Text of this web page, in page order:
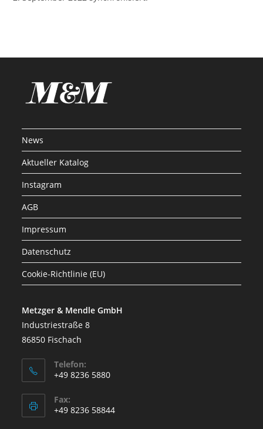
News
Aktueller Katalog
Instagram
AGB
Impressum
Datenschutz
Cookie-Richtlinie (EU)
Metzger & Mendle GmbH
Industriestraße 8
86850 Fischach
Telefon:
+49 8236 5880
Fax:
+49 8236 58844